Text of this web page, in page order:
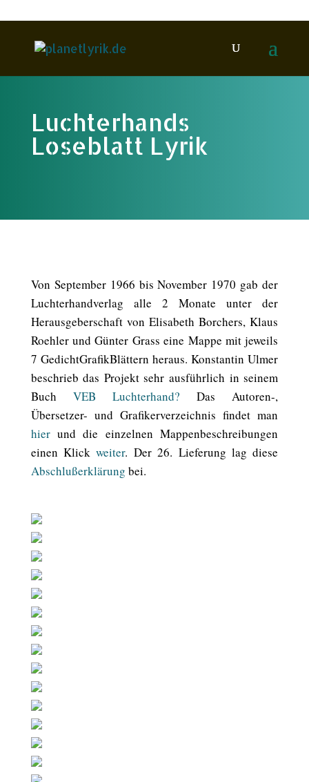
Luchterhands
Loseblatt Lyrik
Von September 1966 bis November 1970 gab der
Luchterhandverlag alle 2 Monate unter der
Herausgeberschaft von Elisabeth Borchers, Klaus
Roehler und Günter Grass eine Mappe mit jeweils
7 GedichtGrafikBlättern heraus. Konstantin Ulmer
beschrieb das Projekt sehr ausführlich in seinem
Buch VEB Luchterhand? Das Autoren-,
Übersetzer- und Grafikerverzeichnis findet man
hierund die einzelnen Mappenbeschreibungen
einen Klickweiter. Der 26. Lieferung lag diese
Abschlußerklärung bei.